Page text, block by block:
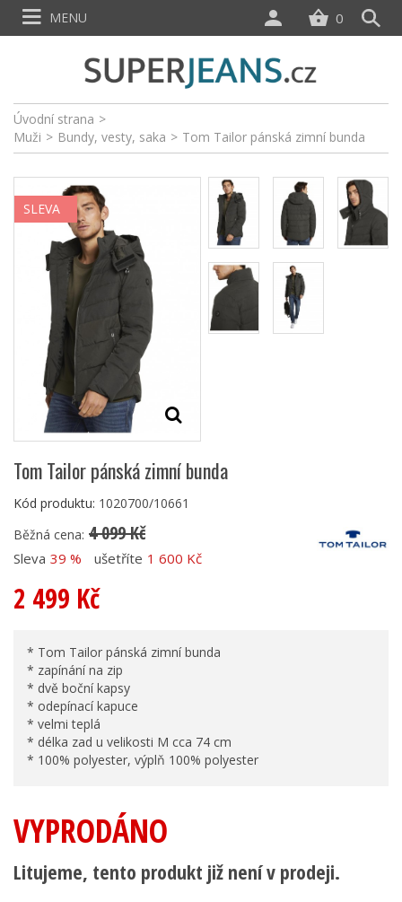
Úvodní strana >
Muži > Bundy, vesty, saka > Tom Tailor pánská zimní bunda
SLEVA
Tom Tailor pánská zimní bunda
Kód produktu: 1020700/10661
Běžná cena: 4 099 Kč
Sleva 39 % ušetříte 1 600 Kč
2 499 Kč
* Tom Tailor pánská zimní bunda
* zapínání na zip
* dvě boční kapsy
* odepínací kapuce
* velmi teplá
* délka zad u velikosti M cca 74 cm
* 100% polyester, výplň 100% polyester
VYPRODÁNO
Litujeme, tento produkt již není v prodeji.
0
MENU